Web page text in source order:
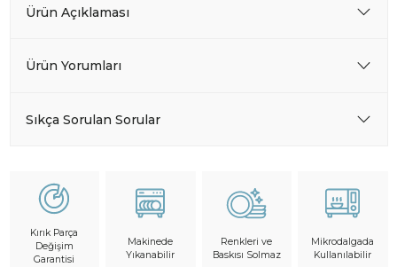
Ürün Açıklaması
Ürün Yorumları
Sıkça Sorulan Sorular
Kırık Parça
Değişim
Garantisi
Makinede
Yıkanabilir
Renkleri ve
Baskısı Solmaz
Mikrodalgada
Kullanılabilir